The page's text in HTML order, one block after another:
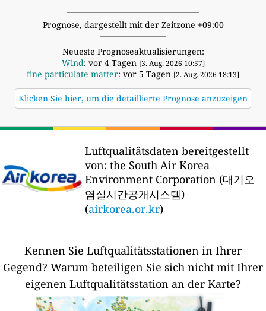
Prognose, dargestellt mit der Zeitzone +09:00
Neueste Prognoseaktualisierungen:
Wind: vor 4 Tagen [3. Aug. 2026 10:57]
fine particulate matter: vor 5 Tagen [2. Aug. 2026 18:13]
Klicken Sie hier, um die detaillierte Prognose anzuzeigen
Luftqualitätsdaten bereitgestellt
von: the South Air Korea
Environment Corporation (대기오
염실시간공개시스템)
(airkorea.or.kr)
Kennen Sie Luftqualitätsstationen in Ihrer
Gegend? Warum beteiligen Sie sich nicht mit Ihrer
eigenen Luftqualitätsstation an der Karte?